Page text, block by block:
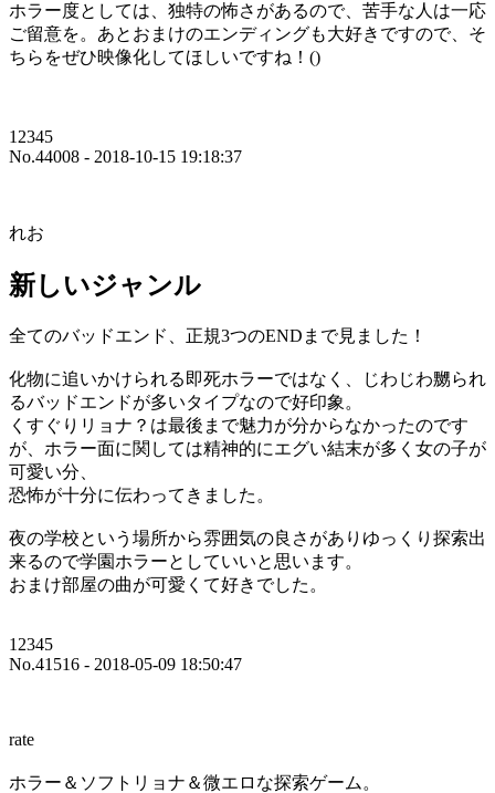
ホラー度としては、独特の怖さがあるので、苦手な人は一応
ご留意を。あとおまけのエンディングも大好きですので、そ
ちらをぜひ映像化してほしいですね！()
12345
No.44008 - 2018-10-15 19:18:37
れお
新しいジャンル
全てのバッドエンド、正規3つのENDまで見ました！
化物に追いかけられる即死ホラーではなく、じわじわ嬲られ
るバッドエンドが多いタイプなので好印象。
くすぐりリョナ？は最後まで魅力が分からなかったのです
が、ホラー面に関しては精神的にエグい結末が多く女の子が
可愛い分、
恐怖が十分に伝わってきました。
夜の学校という場所から雰囲気の良さがありゆっくり探索出
来るので学園ホラーとしていいと思います。
おまけ部屋の曲が可愛くて好きでした。
12345
No.41516 - 2018-05-09 18:50:47
rate
ホラー＆ソフトリョナ＆微エロな探索ゲーム。